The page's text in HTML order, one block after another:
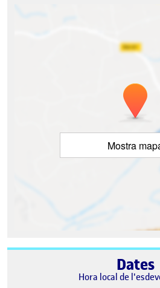
Mostra
Dates
Hora local de